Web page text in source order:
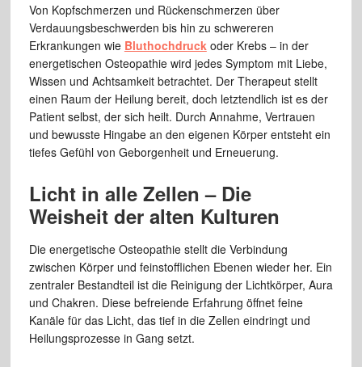
Von Kopfschmerzen und Rückenschmerzen über
Verdauungsbeschwerden bis hin zu schwereren
Erkrankungen wie Bluthochdruck oder Krebs – in der
energetischen Osteopathie wird jedes Symptom mit Liebe,
Wissen und Achtsamkeit betrachtet. Der Therapeut stellt
einen Raum der Heilung bereit, doch letztendlich ist es der
Patient selbst, der sich heilt. Durch Annahme, Vertrauen
und bewusste Hingabe an den eigenen Körper entsteht ein
tiefes Gefühl von Geborgenheit und Erneuerung.
Licht in alle Zellen – Die
Weisheit der alten Kulturen
Die energetische Osteopathie stellt die Verbindung
zwischen Körper und feinstofflichen Ebenen wieder her. Ein
zentraler Bestandteil ist die Reinigung der Lichtkörper, Aura
und Chakren. Diese befreiende Erfahrung öffnet feine
Kanäle für das Licht, das tief in die Zellen eindringt und
Heilungsprozesse in Gang setzt.